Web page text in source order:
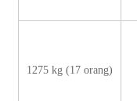
1275 kg (17 orang)